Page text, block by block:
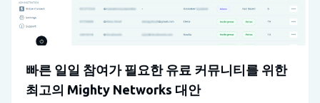
빠른 일일 참여가 필요한 유료 커뮤니티를 위한
최고의 Mighty Networks 대안